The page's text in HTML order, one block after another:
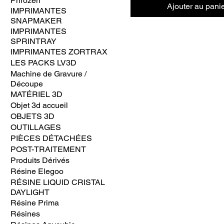
IMPRIMANTES
SNAPMAKER
IMPRIMANTES
SPRINTRAY
IMPRIMANTES ZORTRAX
LES PACKS LV3D
Machine de Gravure /
Découpe
MATÉRIEL 3D
Objet 3d accueil
OBJETS 3D
OUTILLAGES
PIÈCES DÉTACHÉES
POST-TRAITEMENT
Produits Dérivés
Résine Elegoo
RÉSINE LIQUID CRISTAL
DAYLIGHT
Résine Prima
Résines
Ajouter au